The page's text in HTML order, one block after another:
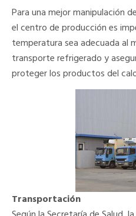
Para una mejor manipulación
el centro de producción es
temperatura sea adecuada al
transporte refrigerado y
proteger los productos del
Transportación